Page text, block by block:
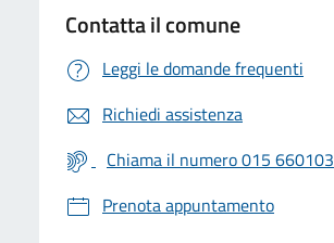
Contatta il comune
Leggi le domande frequenti
Richiedi assistenza
Chiama il numero 015 660103
Prenota appuntamento